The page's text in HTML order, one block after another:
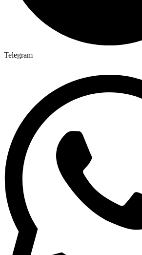
Telegram